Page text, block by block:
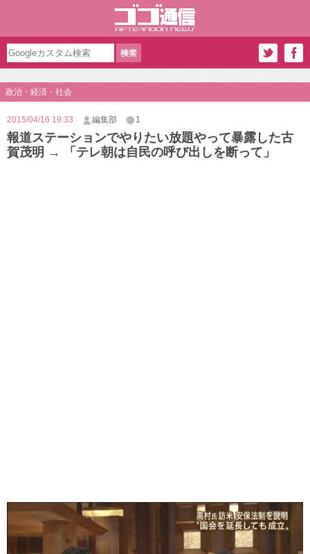
政治・経済・社会
2015/04/16 19:33 編集部 1
報道ステーションでやりたい放題やって暴露した古
賀茂明 → 「テレ朝は自民の呼び出しを断って」